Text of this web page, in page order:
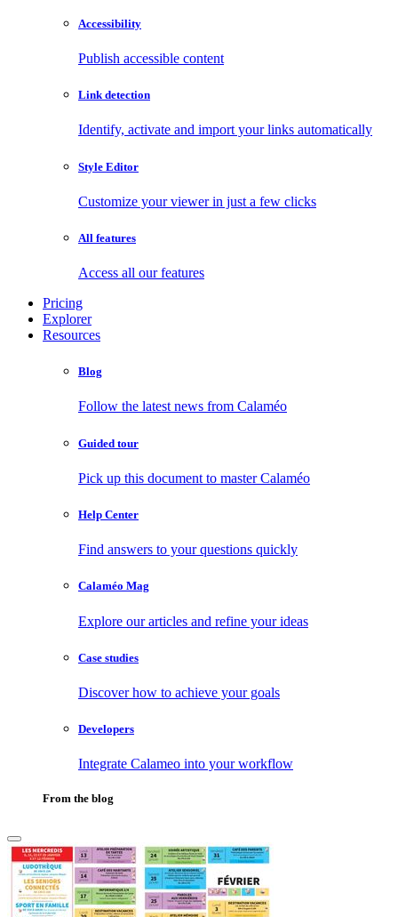
Accessibility
Publish accessible content
Link detection
Identify, activate and import your links automatically
Style Editor
Customize your viewer in just a few clicks
All features
Access all our features
Pricing
Explorer
Resources
Blog
Follow the latest news from Calaméo
Guided tour
Pick up this document to master Calaméo
Help Center
Find answers to your questions quickly
Calaméo Mag
Explore our articles and refine your ideas
Case studies
Discover how to achieve your goals
Developers
Integrate Calameo into your workflow
From the blog